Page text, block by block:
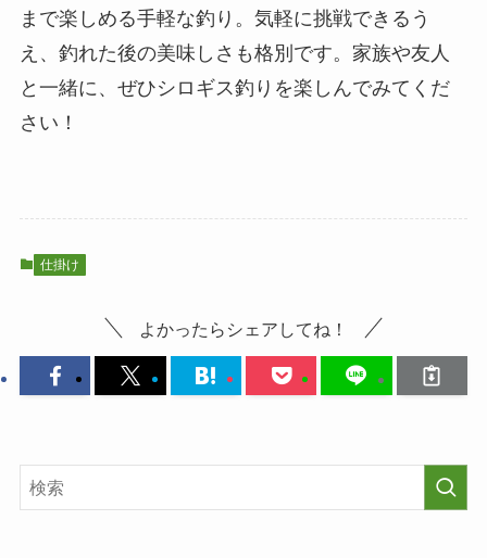
まで楽しめる手軽な釣り。気軽に挑戦できるう
え、釣れた後の美味しさも格別です。家族や友人
と一緒に、ぜひシロギス釣りを楽しんでみてくだ
さい！
仕掛け
よかったらシェアしてね！